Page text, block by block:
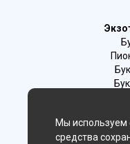
Мы используем
средства